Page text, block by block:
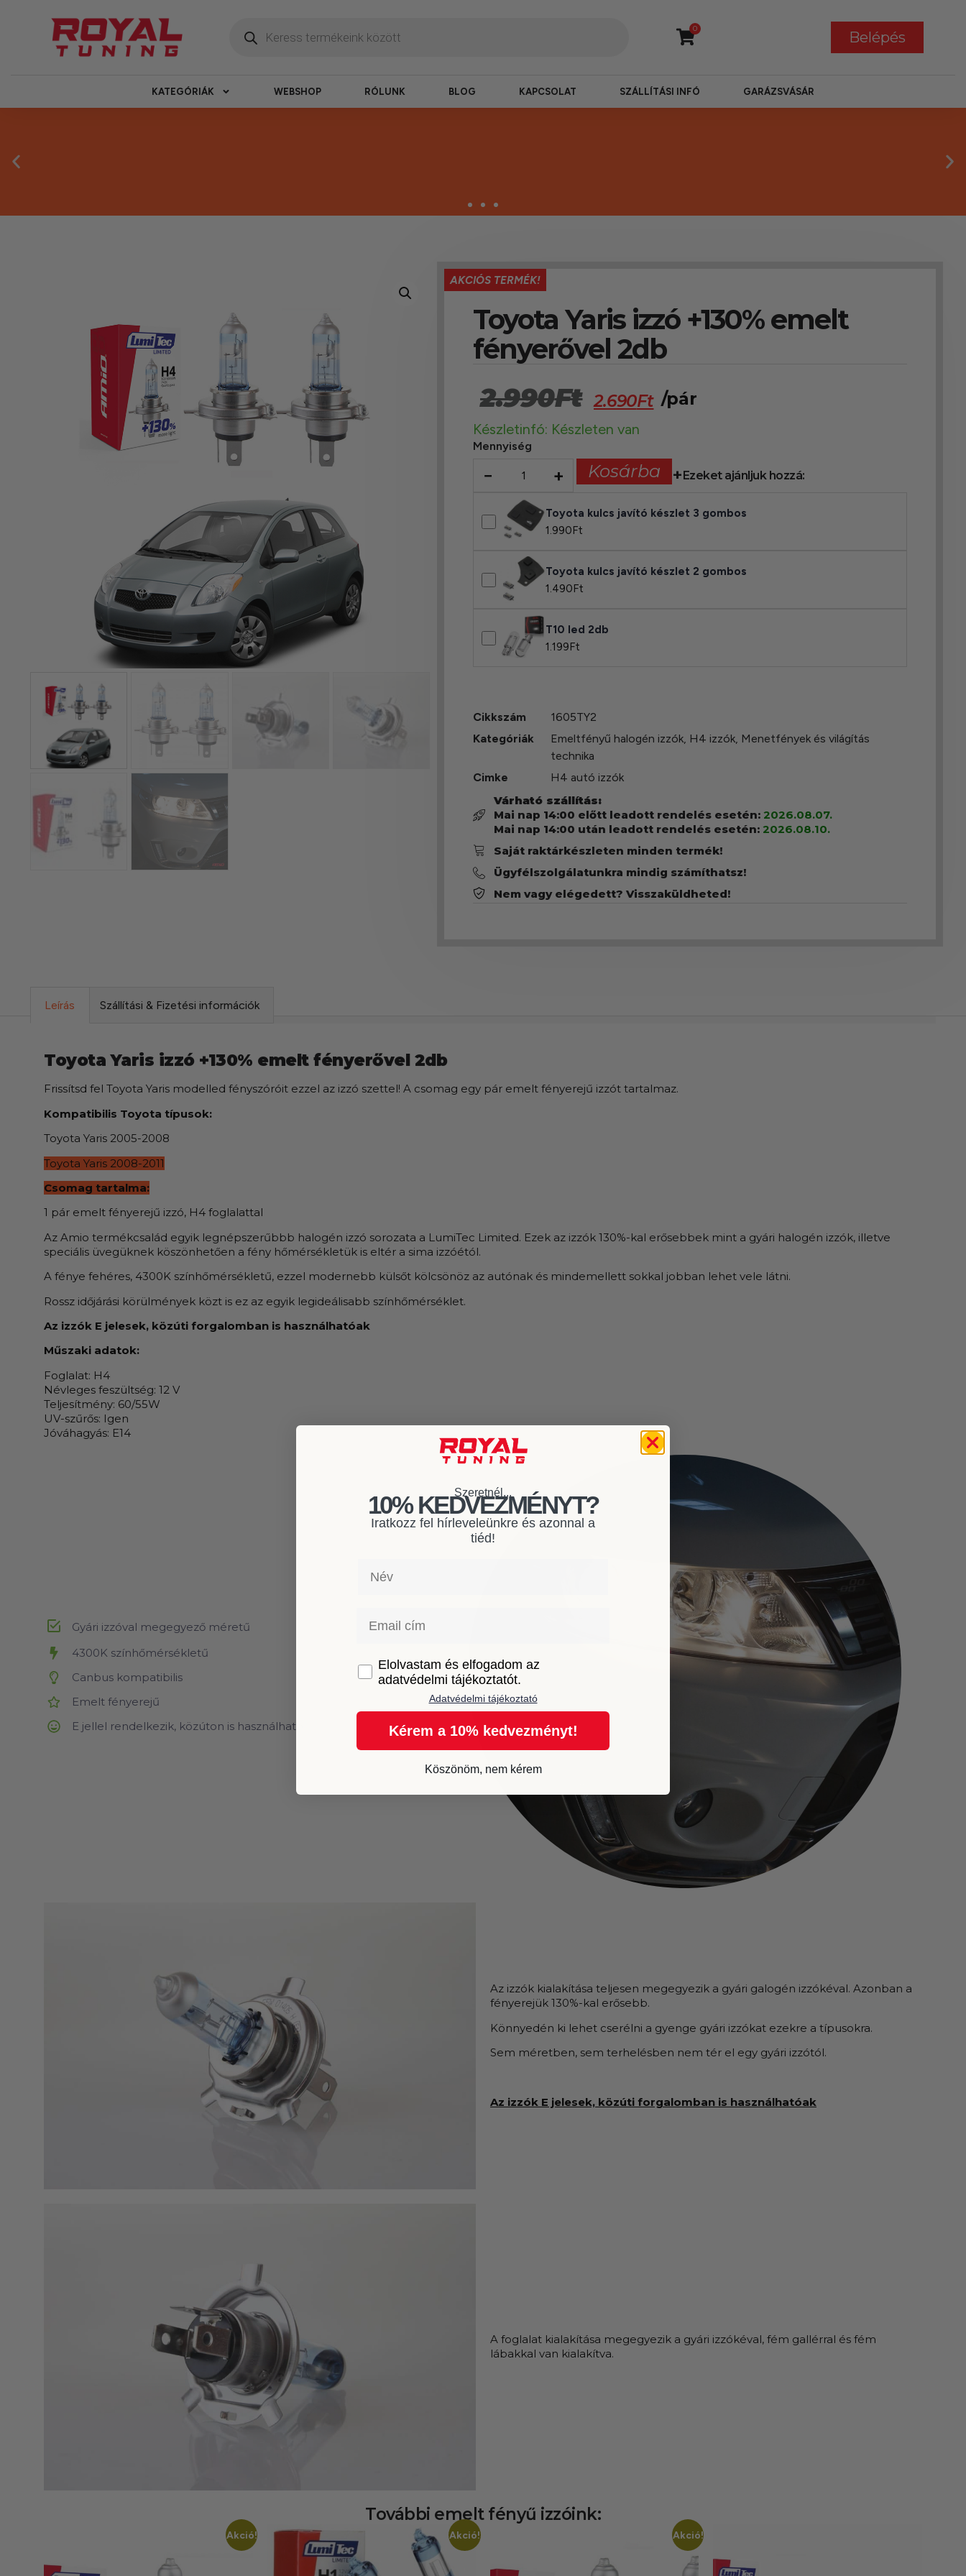
0
Belépés
KATEGÓRIÁK WEBSHOP RÓLUNK BLOG KAPCSOLAT SZÁLLÍTÁSI INFÓ GARÁZSVÁSÁR
Kínálatunkban kizárólag olyan termékek szerepelnek, amelyekben mi is bízunk.
AKCIÓS TERMÉK!
Toyota Yaris izzó +130% emelt
fényerővel 2db
2.990Ft 2.690Ft /pár
Készletinfó: Készleten van
Mennyiség
− + Kosárba Ezeket ajánljuk hozzá:
Toyota kulcs javító készlet 3 gombos
1.990Ft
Toyota kulcs javító készlet 2 gombos
1.490Ft
T10 led 2db
1.199Ft
Cikkszám
1605TY2
Kategóriák
Emeltfényű halogén izzók, H4 izzók, Menetfények és világítás
technika
Cimke
H4 autó izzók
Várható szállítás:
Mai nap 14:00 előtt leadott rendelés esetén: 2026.08.07.
Mai nap 14:00 után leadott rendelés esetén: 2026.08.10.
Saját raktárkészleten minden termék!
Ügyfélszolgálatunkra mindig számíthatsz!
Nem vagy elégedett? Visszaküldheted!
Leírás Szállítási & Fizetési információk
Toyota Yaris izzó +130% emelt fényerővel 2db
Frissítsd fel Toyota Yaris modelled fényszóróit ezzel az izzó szettel! A csomag egy pár emelt fényerejű izzót tartalmaz.
Kompatibilis Toyota típusok:
Toyota Yaris 2005-2008
Toyota Yaris 2008-2011
Csomag tartalma:
1 pár emelt fényerejű izzó, H4 foglalattal
Az Amio termékcsalád egyik legnépszerűbbb halogén izzó sorozata a LumiTec Limited. Ezek az izzók 130%-kal erősebbek mint a gyári halogén izzók, illetve
speciális üvegüknek köszönhetően a fény hőmérsékletük is eltér a sima izzóétól.
A fénye fehéres, 4300K színhőmérsékletű, ezzel modernebb külsőt kölcsönöz az autónak és mindemellett sokkal jobban lehet vele látni.
Rossz időjárási körülmények közt is ez az egyik legideálisabb színhőmérséklet.
Az izzók E jelesek, közúti forgalomban is használhatóak
Műszaki adatok:
Foglalat: H4
Névleges feszültség: 12 V
Teljesítmény: 60/55W
UV-szűrős: Igen
Jóváhagyás: E14
Gyári izzóval megegyező méretű
4300K színhőmérsékletű
Canbus kompatibilis
Emelt fényerejű
E jellel rendelkezik, közúton is használható
Az izzók kialakítása teljesen megegyezik a gyári galogén izzókéval. Azonban a
fényerejük 130%-kal erősebb.
Könnyedén ki lehet cserélni a gyenge gyári izzókat ezekre a típusokra.
Sem méretben, sem terhelésben nem tér el egy gyári izzótól.
Az izzók E jelesek, közúti forgalomban is használhatóak
A foglalat kialakítása megegyezik a gyári izzókéval, fém gallérral és fém
lábakkal van kialakítva.
További emelt fényű izzóink:
Akció! Akció! Akció!
Szeretnél...
10% KEDVEZMÉNYT?
Iratkozz fel hírleveleünkre és azonnal a
tiéd!
GDPRElolvastam és elfogadom az
adatvédelmi tájékoztatót.
Adatvédelmi tájékoztató
Kérem a 10% kedvezményt!
Köszönöm, nem kérem